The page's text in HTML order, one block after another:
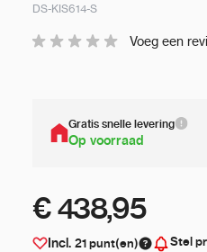
DS-KIS614-S
Voeg een
Gratis snelle levering
Op voorraad
€ 438,95
Incl. 21punt(en) Stel